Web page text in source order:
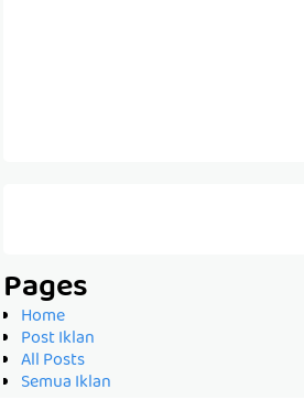
Pages
Home
Post Iklan
All Posts
Semua Iklan